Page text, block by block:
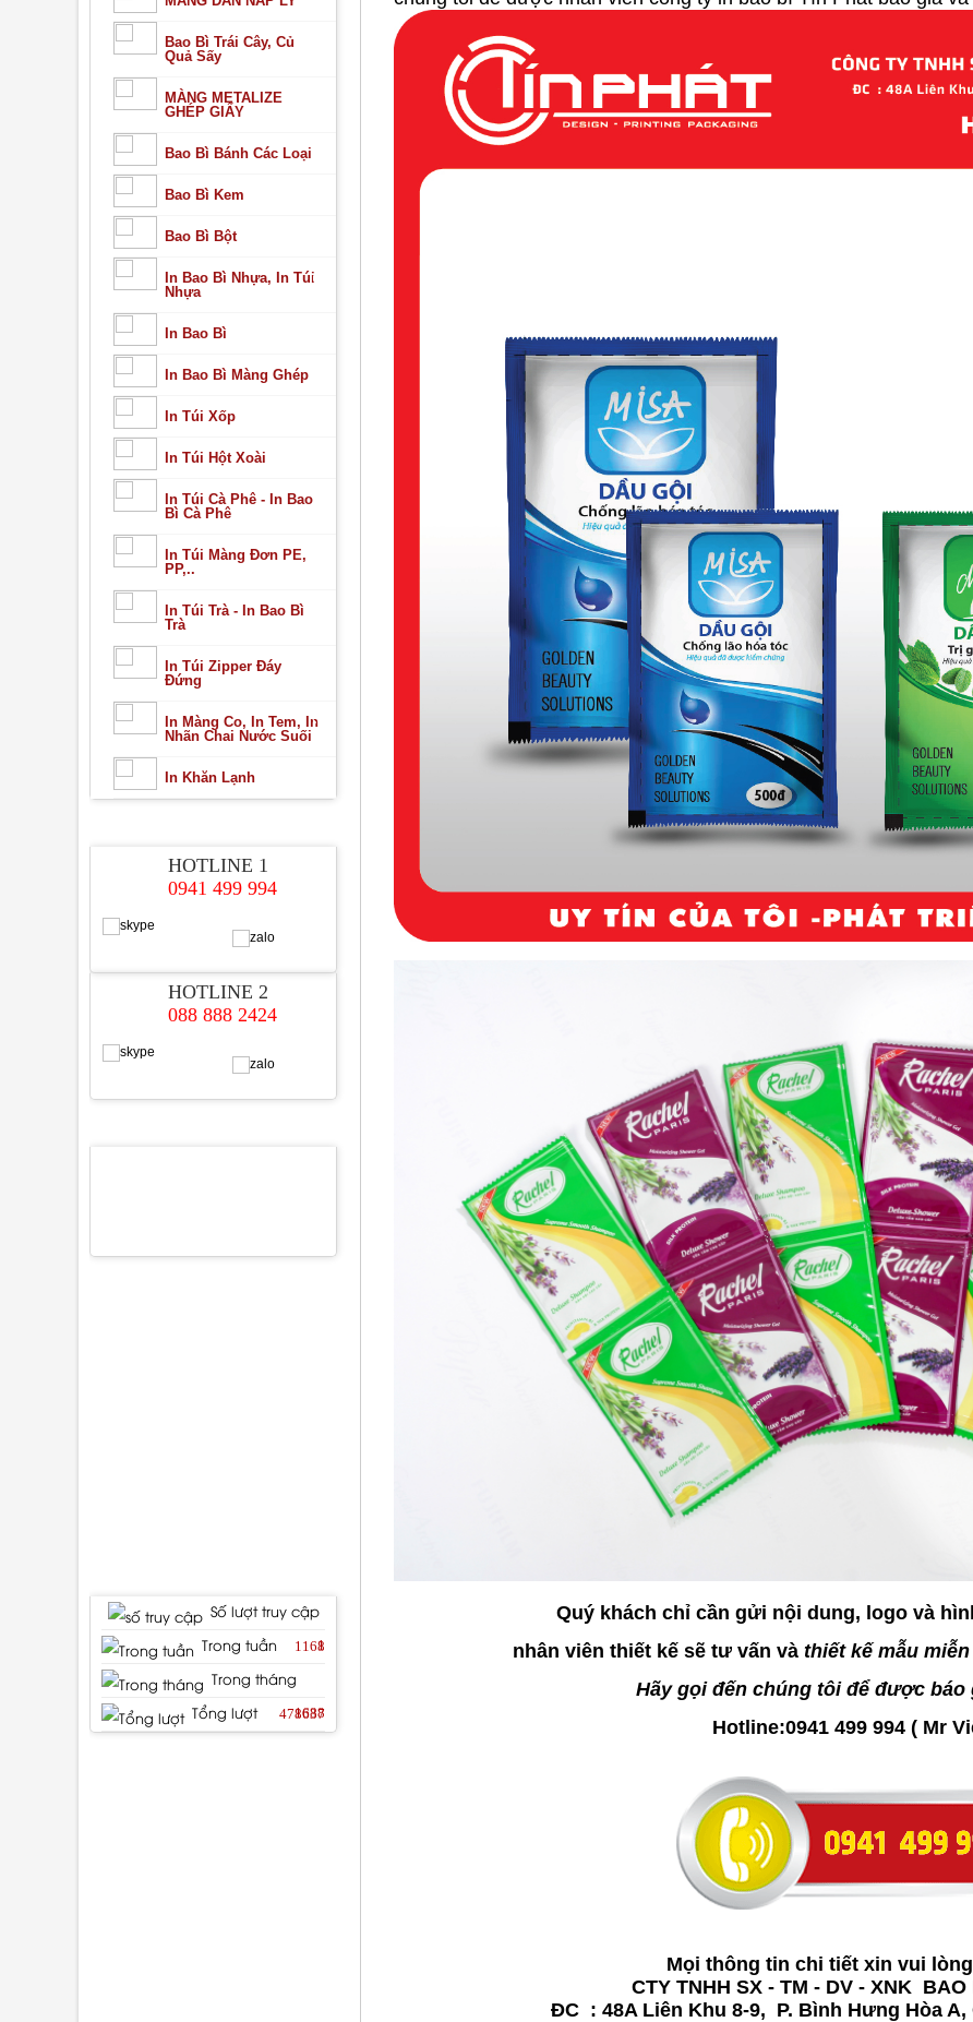
Bao Bì Trái Cây, Củ
Quả Sấy
MÀNG METALIZE
GHÉP GIẤY
Bao Bì Bánh Các Loại
Bao Bì Kem
Bao Bì Bột
In Bao Bì Nhựa, In Túi
Nhựa
In Bao Bì
In Bao Bì Màng Ghép
In Túi Xốp
In Túi Hột Xoài
In Túi Cà Phê - In Bao
Bì Cà Phê
In Túi Màng Đơn PE,
PP,..
In Túi Trà - In Bao Bì
Trà
In Túi Zipper Đáy
Đứng
In Màng Co, In Tem, In
Nhãn Chai Nước Suối
In Khăn Lạnh
HOTLINE 1
0941 499 994
HOTLINE 2
088 888 2424
Số lượt truy cập
1
Trong tuần 1168
Trong tháng
1688
Tổng lượt 478637
Quý khách chỉ cần gửi nội dung, logo và
nhân viên thiết kế sẽ tư vấn và thiết kế mẫu
Hãy gọi đến chúng tôi để được báo
Hotline:0941 499 994 ( Mr
Mọi thông tin chi tiết xin vui
CTY TNHH SX - TM - DV - XNK BAO
ĐC : 48A Liên Khu 8-9, P. Bình Hưng Hòa A,